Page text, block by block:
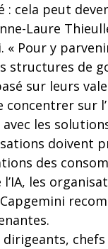
: cela peut
Laure
« Pour y
structures de
sur leurs
concentrer sur
les
doivent
des
l’IA, les
dirigeants,